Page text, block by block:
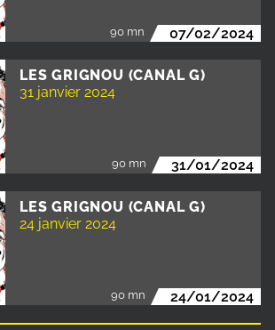
90 mn 07/02/2024
LES GRIGNOU (CANAL G)
31 janvier 2024
90 mn 31/01/2024
LES GRIGNOU (CANAL G)
24 janvier 2024
90 mn 24/01/2024